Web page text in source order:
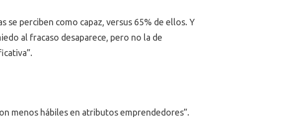
se perciben como capaz, versus 65% de ellos. Y
al fracaso desaparece, pero no la de
menos hábiles en atributos emprendedores”.